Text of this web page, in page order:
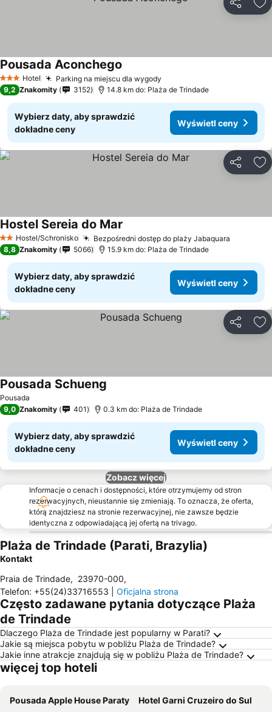
3 Kategoria
Hotel Parking na miejscu dla wygody
Pousada Aconchego
9,2 Znakomity 3152 14.8 km do: Plaża de Trindade
Wybierz daty, aby sprawdzić
dokładne ceny
Wyświetl ceny
2 Kategoria
Hostel/Schronisko Bezpośredni dostęp do plaży Jabaquara
Hostel Sereia do Mar
8,8 Znakomity 5066 15.9 km do: Plaża de Trindade
Wybierz daty, aby sprawdzić
dokładne ceny
Wyświetl ceny
Pousada
Pousada Schueng
9,0 Znakomity 401 0.3 km do: Plaża de Trindade
Wybierz daty, aby sprawdzić
dokładne ceny
Wyświetl ceny
Zobacz więcej
Informacje o cenach i dostępności, które otrzymujemy od stron
rezerwacyjnych, nieustannie się zmieniają. To oznacza, że oferta,
którą znajdziesz na stronie rezerwacyjnej, nie zawsze będzie
identyczna z odpowiadającą jej ofertą na trivago.
Plaża de Trindade (Parati, Brazylia)
Kontakt
Praia de Trindade, 23970-000,
Telefon: +55(24)33716553 Oficjalna strona
Często zadawane pytania dotyczące Plaża
de Trindade
Dlaczego Plaża de Trindade jest popularny w Parati?
Jakie są miejsca pobytu w pobliżu Plaża de Trindade?
Jakie inne atrakcje znajdują się w pobliżu Plaża de Trindade?
więcej top hoteli
Pousada Apple House Paraty
Hotel Garni Cruzeiro do Sul